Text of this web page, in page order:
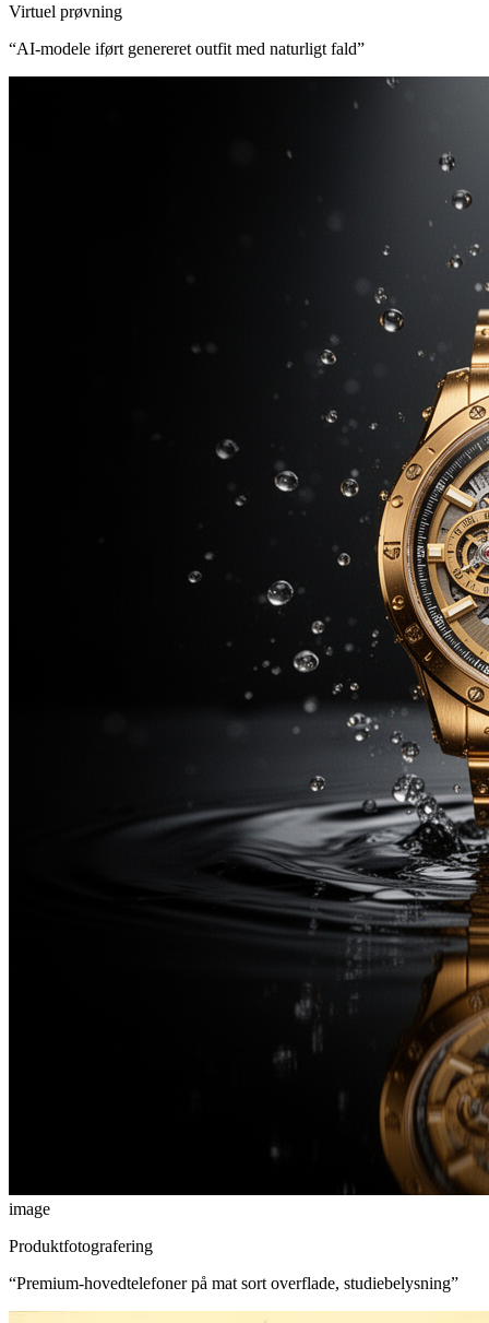
Virtuel prøvning
“AI-modele iført genereret outfit med naturligt fald”
image
Produktfotografering
“Premium-hovedtelefoner på mat sort overflade, studiebelysning”